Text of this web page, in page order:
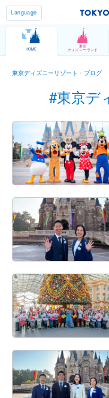
Language
HOME
東京
ディズニーランド
東京ディズニーリゾート・ブログ
#東京デ